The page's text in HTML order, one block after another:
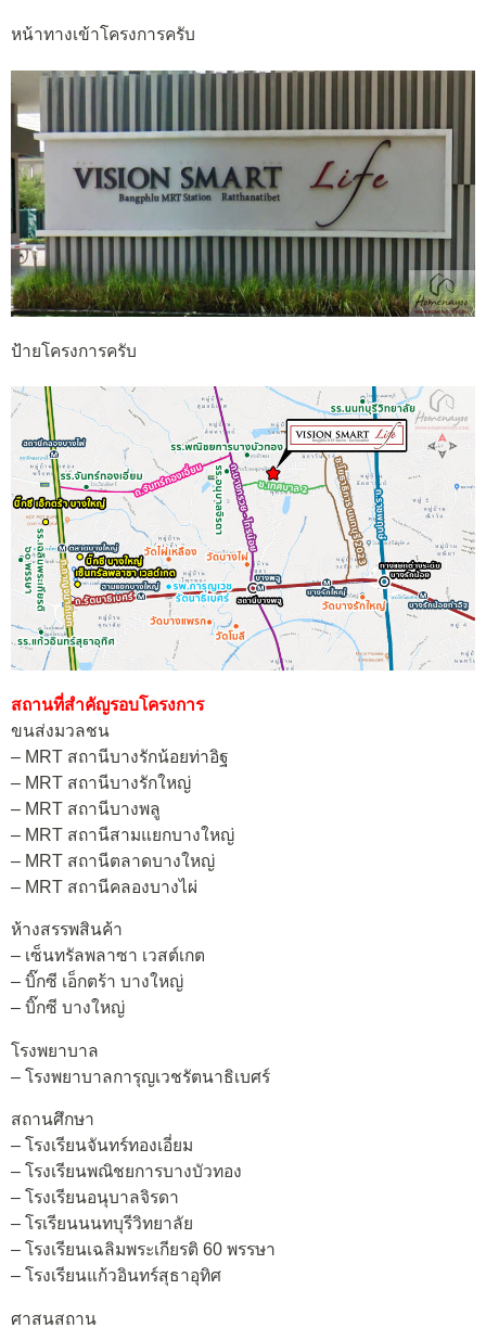
หน้าทางเข้าโครงการครับ
ป้ายโครงการครับ
สถานที่สำคัญรอบโครงการ
ขนส่งมวลชน
– MRT สถานีบางรักน้อยท่าอิฐ
– MRT สถานีบางรักใหญ่
– MRT สถานีบางพลู
– MRT สถานีสามแยกบางใหญ่
– MRT สถานีตลาดบางใหญ่
– MRT สถานีคลองบางไผ่
ห้างสรรพสินค้า
– เซ็นทรัลพลาซา เวสต์เกต
– บิ๊กซี เอ็กตร้า บางใหญ่
– บิ๊กซี บางใหญ่
โรงพยาบาล
– โรงพยาบาลการุญเวชรัตนาธิเบศร์
สถานศึกษา
– โรงเรียนจันทร์ทองเอี่ยม
– โรงเรียนพณิชยการบางบัวทอง
– โรงเรียนอนุบาลจิรดา
– โรเรียนนนทบุรีวิทยาลัย
– โรงเรียนเฉลิมพระเกียรติ 60 พรรษา
– โรงเรียนแก้วอินทร์สุธาอุทิศ
ศาสนสถาน